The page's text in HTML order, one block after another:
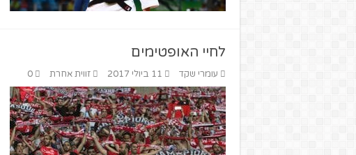
לחיי האופטימים
עומרי שקד 11 ביולי 2017 זווית אחרת 0